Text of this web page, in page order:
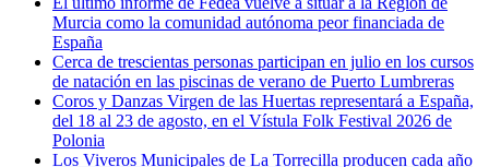
Murcia como la comunidad autónoma peor financiada de
España
Cerca de trescientas personas participan en julio en los cursos
de natación en las piscinas de verano de Puerto Lumbreras
Coros y Danzas Virgen de las Huertas representará a España,
del 18 al 23 de agosto, en el Vístula Folk Festival 2026 de
Polonia
Los Viveros Municipales de La Torrecilla producen cada año